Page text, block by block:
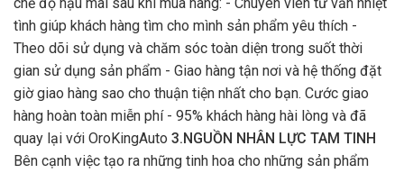
tình giúp khách hàng tìm cho mình sản phẩm yêu thích -
Theo dõi sử dụng và chăm sóc toàn diện trong suốt thời
gian sử dụng sản phẩm - Giao hàng tận nơi và hệ thống đặt
giờ giao hàng sao cho thuận tiện nhất cho bạn. Cước giao
hàng hoàn toàn miễn phí - 95% khách hàng hài lòng và đã
quay lại với OroKingAuto 3.NGUỒN NHÂN LỰC TAM TINH
Bên cạnh việc tạo ra những tinh hoa cho những sản phẩm